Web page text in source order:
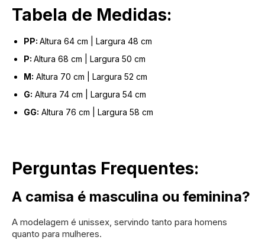
Tabela de Medidas:
PP: Altura 64 cm | Largura 48 cm
P: Altura 68 cm | Largura 50 cm
M: Altura 70 cm | Largura 52 cm
G: Altura 74 cm | Largura 54 cm
GG: Altura 76 cm | Largura 58 cm
Perguntas Frequentes:
A camisa é masculina ou feminina?
A modelagem é unissex, servindo tanto para homens
quanto para mulheres.